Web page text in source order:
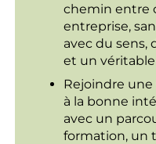
chemin entre
entreprise,
avec du sens,
et un
Rejoindre
à la bonne
avec un
formation, un